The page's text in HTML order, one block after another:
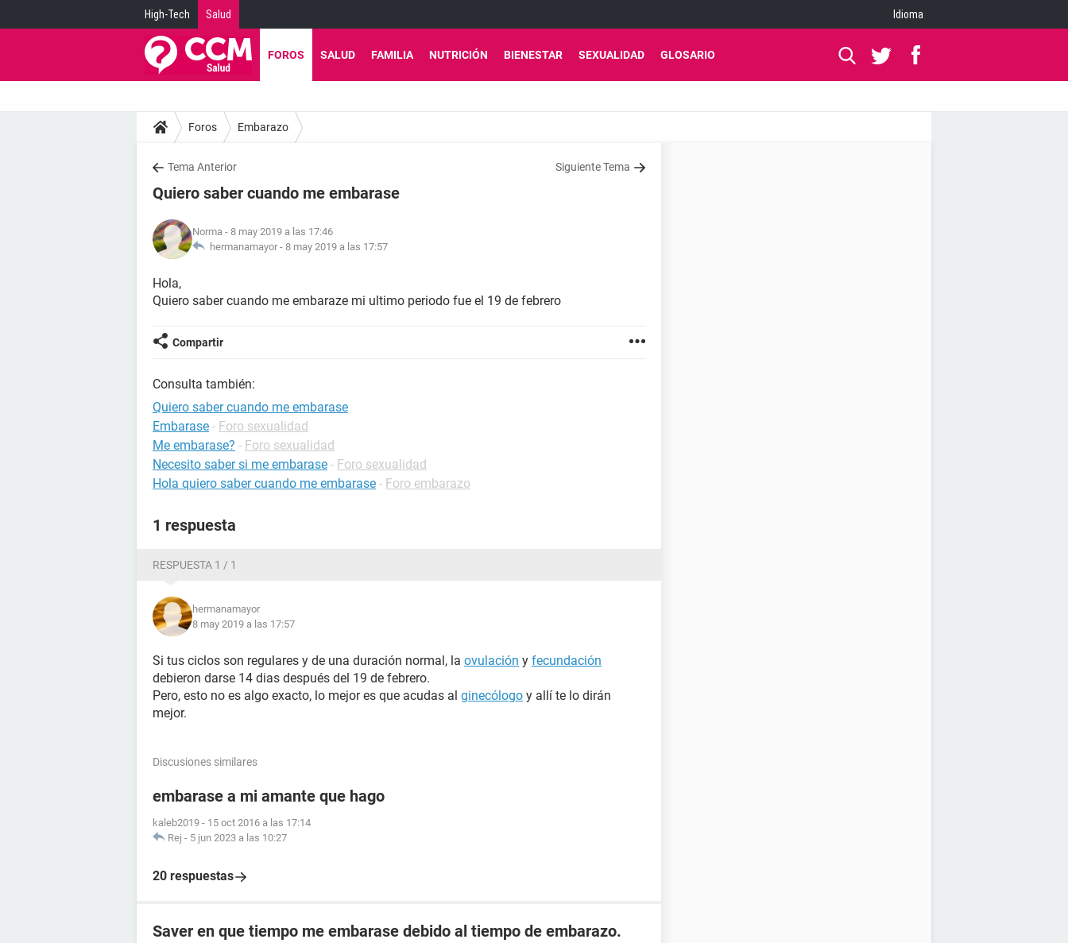
High-Tech Salud Idioma
FOROS SALUD FAMILIA NUTRICIÓN BIENESTAR SEXUALIDAD GLOSARIO
Foros Embarazo
Tema Anterior Siguiente Tema
Quiero saber cuando me embarase
Norma - 8 may 2019 a las 17:46
hermanamayor - 8 may 2019 a las 17:57
Hola,
Quiero saber cuando me embaraze mi ultimo periodo fue el 19 de febrero
Compartir
Consulta también:
Quiero saber cuando me embarase
Embarase - Foro sexualidad
Me embarase? - Foro sexualidad
Necesito saber si me embarase - Foro sexualidad
Hola quiero saber cuando me embarase - Foro embarazo
1 respuesta
RESPUESTA 1 / 1
hermanamayor
8 may 2019 a las 17:57
Si tus ciclos son regulares y de una duración normal, la ovulación y fecundación
debieron darse 14 dias después del 19 de febrero.
Pero, esto no es algo exacto, lo mejor es que acudas al ginecólogo y allí te lo dirán
mejor.
Discusiones similares
embarase a mi amante que hago
kaleb2019 - 15 oct 2016 a las 17:14
Rej - 5 jun 2023 a las 10:27
20 respuestas
Saver en que tiempo me embarase debido al tiempo de embarazo.